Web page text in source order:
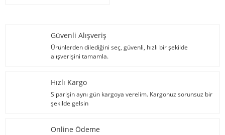
Güvenli Alışveriş
Ürünlerden dilediğini seç, güvenli, hızlı bir şekilde
alışverişini tamamla.
Hızlı Kargo
Siparişin aynı gün kargoya verelim. Kargonuz sorunsuz bir
şekilde gelsin
Online Ödeme